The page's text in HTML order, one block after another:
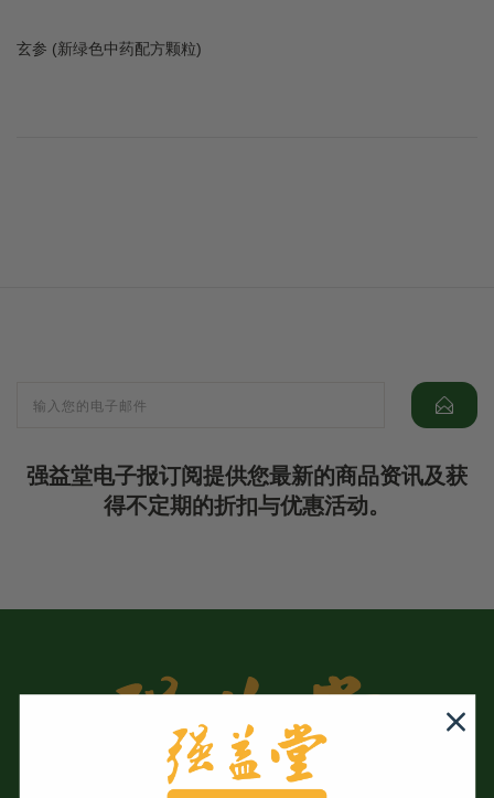
玄参 (新绿色中药配方颗粒)
强益堂电子报订阅提供您最新的商品资讯及获
得不定期的折扣与优惠活动。